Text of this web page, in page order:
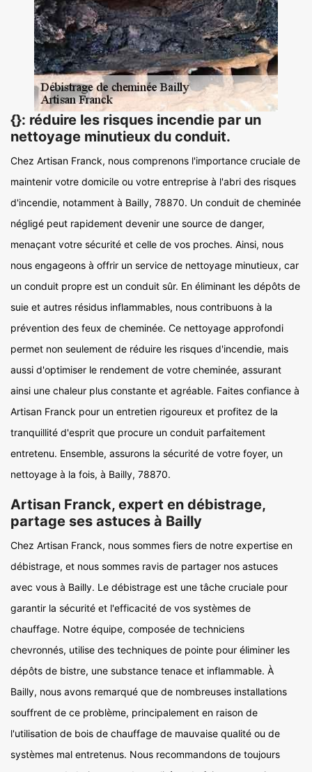
{}: réduire les risques incendie par un
nettoyage minutieux du conduit.
Chez Artisan Franck, nous comprenons l'importance cruciale de
maintenir votre domicile ou votre entreprise à l'abri des risques
d'incendie, notamment à Bailly, 78870. Un conduit de cheminée
négligé peut rapidement devenir une source de danger,
menaçant votre sécurité et celle de vos proches. Ainsi, nous
nous engageons à offrir un service de nettoyage minutieux, car
un conduit propre est un conduit sûr. En éliminant les dépôts de
suie et autres résidus inflammables, nous contribuons à la
prévention des feux de cheminée. Ce nettoyage approfondi
permet non seulement de réduire les risques d'incendie, mais
aussi d'optimiser le rendement de votre cheminée, assurant
ainsi une chaleur plus constante et agréable. Faites confiance à
Artisan Franck pour un entretien rigoureux et profitez de la
tranquillité d'esprit que procure un conduit parfaitement
entretenu. Ensemble, assurons la sécurité de votre foyer, un
nettoyage à la fois, à Bailly, 78870.
Artisan Franck, expert en débistrage,
partage ses astuces à Bailly
Chez Artisan Franck, nous sommes fiers de notre expertise en
débistrage, et nous sommes ravis de partager nos astuces
avec vous à Bailly. Le débistrage est une tâche cruciale pour
garantir la sécurité et l'efficacité de vos systèmes de
chauffage. Notre équipe, composée de techniciens
chevronnés, utilise des techniques de pointe pour éliminer les
dépôts de bistre, une substance tenace et inflammable. À
Bailly, nous avons remarqué que de nombreuses installations
souffrent de ce problème, principalement en raison de
l'utilisation de bois de chauffage de mauvaise qualité ou de
systèmes mal entretenus. Nous recommandons de toujours